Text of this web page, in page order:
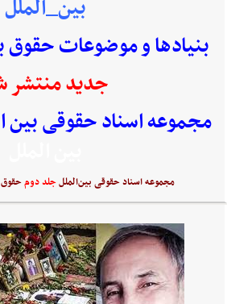
بین_الملل
بنیادها و موضوعات حقوق
جدید منتشر
مجموعه اسناد حقوقی بین
مجموعه اسناد حقوقی بین‌المللجلد دومحقوق